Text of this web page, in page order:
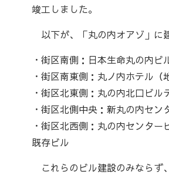
竣工しました。
以下が、「丸の内オアゾ」に
・街区南側：日本生命丸の内
・街区南東側：丸ノ内ホテル
・街区北東側：丸の内北口ビ
・街区北側中央：新丸の内セ
・街区北西側：丸の内センタ
既存ビル
これらのビル建設のみならず